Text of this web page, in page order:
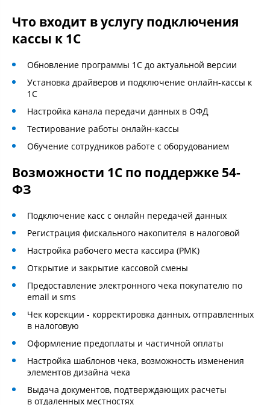
Что входит в услугу подключения
кассы к 1С
Обновление программы 1С до актуальной версии
Установка драйверов и подключение онлайн-кассы к
1С
Настройка канала передачи данных в ОФД
Тестирование работы онлайн-кассы
Обучение сотрудников работе с оборудованием
Возможности 1С по поддержке 54-
ФЗ
Подключение касс с онлайн передачей данных
Регистрация фискального накопителя в налоговой
Настройка рабочего места кассира (РМК)
Открытие и закрытие кассовой смены
Предоставление электронного чека покупателю по
email и sms
Чек корекции - корректировка данных, отправленных
в налоговую
Оформление предоплаты и частичной оплаты
Настройка шаблонов чека, возможность изменения
элементов дизайна чека
Выдача документов, подтверждающих расчеты
в отдаленных местностях